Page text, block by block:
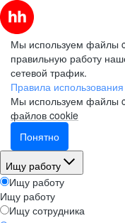
Мы используем файлы
правильную работу
сетевой трафик.
Правила
Мы используем файлы
файлов cookie
Понятно
Ищу работу
Ищу работу
Ищу работу
Ищу сотрудника